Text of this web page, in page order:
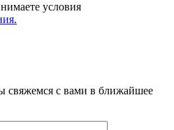
условия
свяжемся с вами в ближайшее